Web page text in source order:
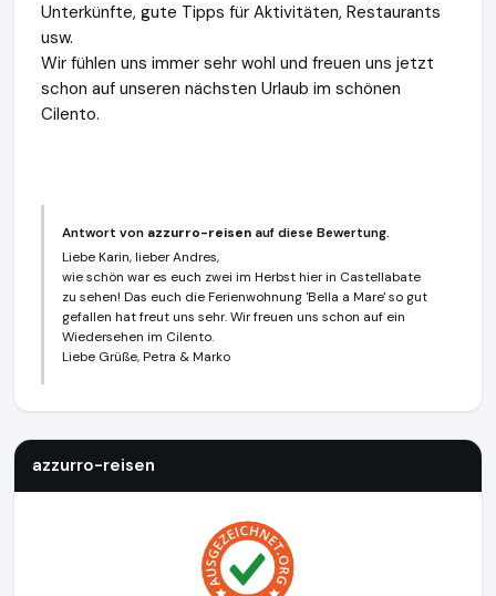
Unterkünfte, gute Tipps für Aktivitäten, Restaurants
usw.
Wir fühlen uns immer sehr wohl und freuen uns jetzt
schon auf unseren nächsten Urlaub im schönen
Cilento.
Antwort von azzurro-reisen auf diese Bewertung.
Liebe Karin, lieber Andres,
wie schön war es euch zwei im Herbst hier in Castellabate
zu sehen! Das euch die Ferienwohnung 'Bella a Mare' so gut
gefallen hat freut uns sehr. Wir freuen uns schon auf ein
Wiedersehen im Cilento.
Liebe Grüße, Petra & Marko
azzurro-reisen